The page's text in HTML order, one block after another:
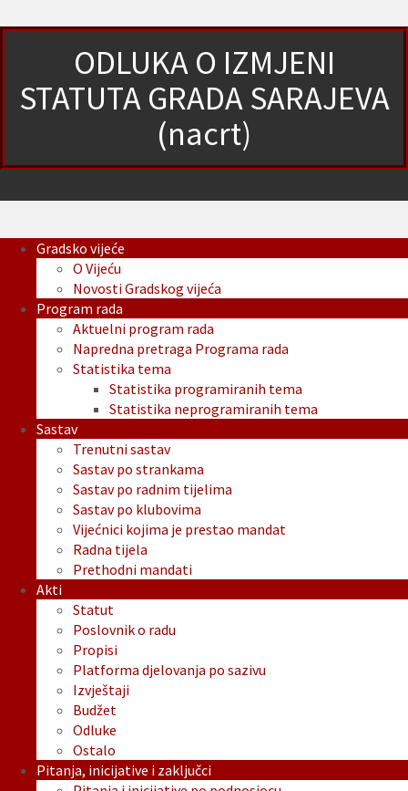
ODLUKA O IZMJENI
STATUTA GRADA SARAJEVA
(nacrt)
Gradsko vijeće
O Vijeću
Novosti Gradskog vijeća
Program rada
Aktuelni program rada
Napredna pretraga Programa rada
Statistika tema
Statistika programiranih tema
Statistika neprogramiranih tema
Sastav
Trenutni sastav
Sastav po strankama
Sastav po radnim tijelima
Sastav po klubovima
Vijećnici kojima je prestao mandat
Radna tijela
Prethodni mandati
Akti
Statut
Poslovnik o radu
Propisi
Platforma djelovanja po sazivu
Izvještaji
Budžet
Odluke
Ostalo
Pitanja, inicijative i zaključci